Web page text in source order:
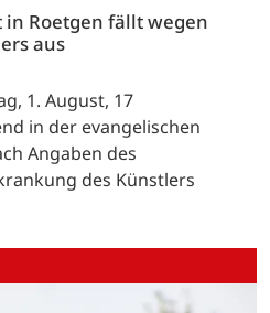
in Roetgen fällt wegen
aus
1. August, 17
in der evangelischen
Angaben des
des Künstlers